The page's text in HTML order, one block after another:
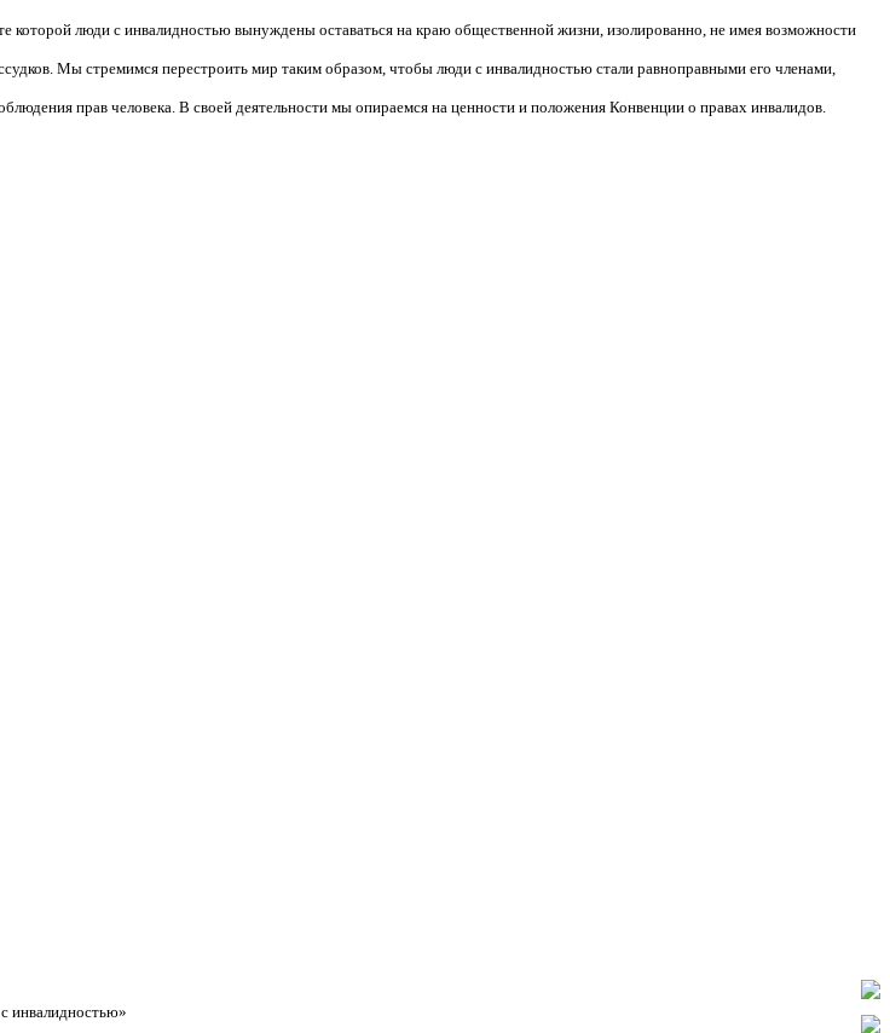
которой люди с инвалидностью вынуждены оставаться на краю общественной жизни, изолированно, не имея возможности
Мы стремимся перестроить мир таким образом, чтобы люди с инвалидностью стали равноправными его членами,
прав человека. В своей деятельности мы опираемся на ценности и положения Конвенции о правах инвалидов.
инвалидностью»